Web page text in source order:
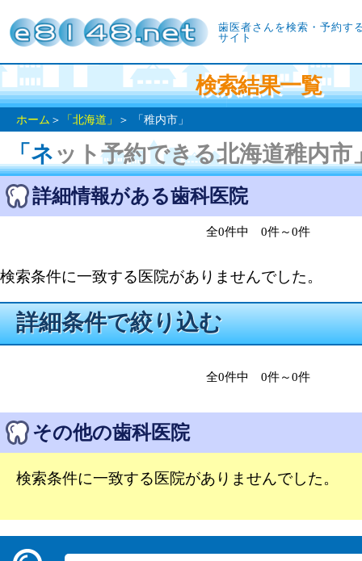
歯医者さんを検索・予約す
サイト
検索結果一覧
ホーム ＞ 「北海道」 ＞ 「稚内市」
「ネット予約できる北海道稚内市
詳細情報がある歯科医院
全0件中 0件～0件
検索条件に一致する医院がありませんでした。
詳細条件で絞り込む
全0件中 0件～0件
その他の歯科医院
検索条件に一致する医院がありませんでした。